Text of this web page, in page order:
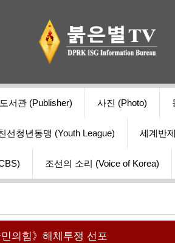
서관 (Publisher) 사진 (Photo)
선청년동맹 (Youth League) 세계반
조선의 소리 (Voice of Korea)
의힘》해체투쟁 선포